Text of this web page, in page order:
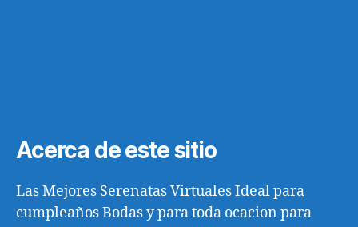
Acerca de este sitio
Las Mejores Serenatas Virtuales Ideal para
cumpleaños Bodas y para toda ocacion para